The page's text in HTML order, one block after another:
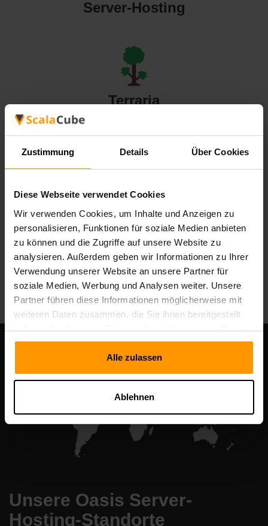
Zustimmung Details Über Cookies
Diese Webseite verwendet Cookies
Wir verwenden Cookies, um Inhalte und Anzeigen zu
personalisieren, Funktionen für soziale Medien anbieten
zu können und die Zugriffe auf unsere Website zu
analysieren. Außerdem geben wir Informationen zu Ihrer
Verwendung unserer Website an unsere Partner für
soziale Medien, Werbung und Analysen weiter. Unsere
Partner führen diese Informationen möglicherweise mit
weiteren Daten zusammen, die Sie ihnen bereitgestellt
haben oder die sie im Rahmen Ihrer Nutzung der Dienste
gesammelt haben.
Alle zulassen
Ablehnen
Server-Hosting
Terraria
Server-Hosting
Valheim
Server-Hosting
All Games
Unsere Oasis Server-
Hosting-Standorte